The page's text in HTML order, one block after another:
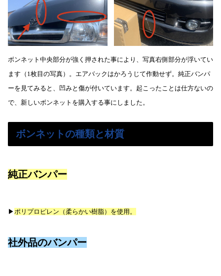
ボンネット中央部分が強く押された事により、写真右側部分が浮いてい
ます（1枚目の写真）。エアバックはかろうじて作動せず。純正バンパ
ーを見てみると、凹みと傷が付いています。起こったことは仕方ないの
で、新しいボンネットを購入する事にしました。
ボンネットの種類と材質
純正バンパー
▶︎ポリプロピレン（柔らかい樹脂）を使用。
社外品のバンパー